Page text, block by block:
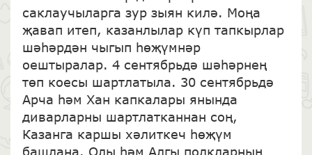
саклаучыларга зур зыян килә. Моңа
җавап итеп, казанлылар күп тапкырлар
шәһәрдән чыгып һөҗүмнәр
оештыралар. 4 сентябрьдә шәһәрнең
төп коесы шартлатыла. 30 сентябрьдә
Арча һәм Хан капкалары янында
диварларны шартлатканнан соң,
Казанга каршы хәлиткеч һөҗүм
башлана. Олы һәм Алгы полкларның